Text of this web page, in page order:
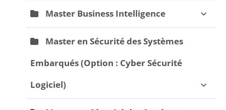
Master Business Intelligence
Master en Sécurité des Systèmes
Embarqués (Option : Cyber Sécurité
Logiciel)